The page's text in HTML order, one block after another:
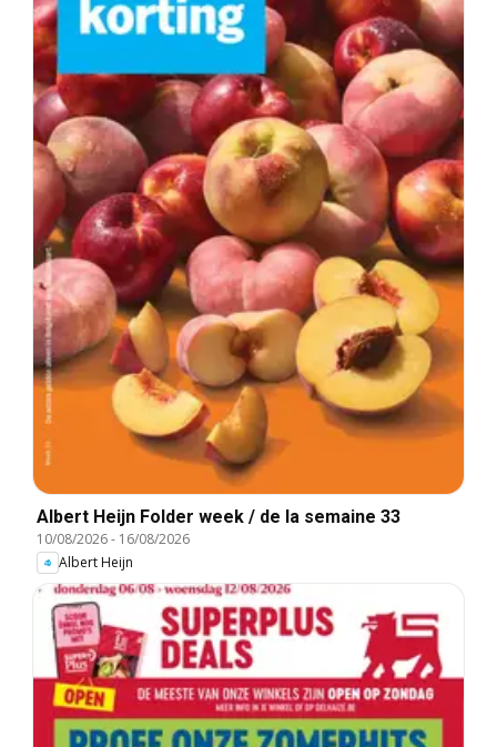
Albert Heijn Folder week / de la semaine 33
10/08/2026- 16/08/2026
Albert Heijn